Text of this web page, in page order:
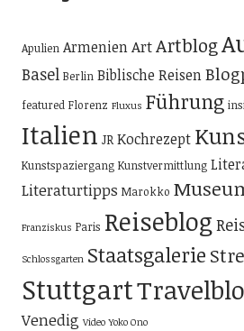
Apulien ArmenienArtArtblog
Basel Berlin Biblische Reisen
featured Florenz Fluxus Führung
Italien JR Kochrezept
Kunstspaziergang Kunstvermittlung
Literaturtipps Marokko
Franziskus Paris Reiseblog
Schlossgarten Staatsgalerie
Stuttgart
Venedig Video Yoko Ono